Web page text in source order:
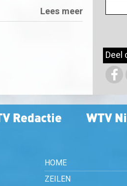
Lees meer
Deel
HOME
ZEILEN